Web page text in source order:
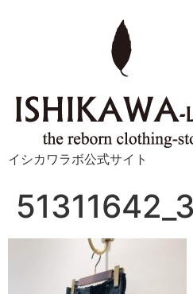
イシカワラボ公式サイト